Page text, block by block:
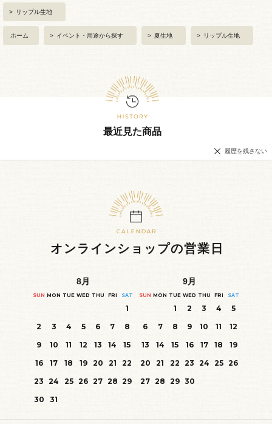
> リップル生地
ホーム > イベント・用途から探す > 夏生地 > リップル生地
最近見た商品
履歴を残さない
オンラインショップの営業日
8月
SUN MON TUE WED THU FRI SAT
1
2
3 4 5 6 7
8
9
10 11 12 13 14
15
16
17 18 19 20 21
22
23 24 25 26 27 28 29
30
31
9月
SUN MON TUE WED THU FRI SAT
1 2 3 4
5
6
7 8 9 10 11
12
13
14 15 16 17 18
19
20
21 22 23 24 25 26
27 28 29 30